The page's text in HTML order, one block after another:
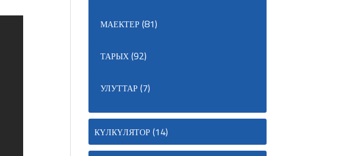
МАЕКТЕР(81)
ТАРЫХ(92)
УЛУТТАР(7)
КҮЛКҮЛЯТОР(14)